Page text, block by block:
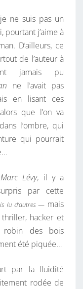
ne suis pas un
pourtant j’aime à
D’ailleurs, ce
de l’auteur à
jamais pu
ne l’avait pas
en lisant ces
que l’on va
l’ombre, qui
qui pourrait
Marc Lévy, il y a
par cette
lu d’autres — mais
hacker et
robin des bois
été piquée…
par la fluidité
rodée de